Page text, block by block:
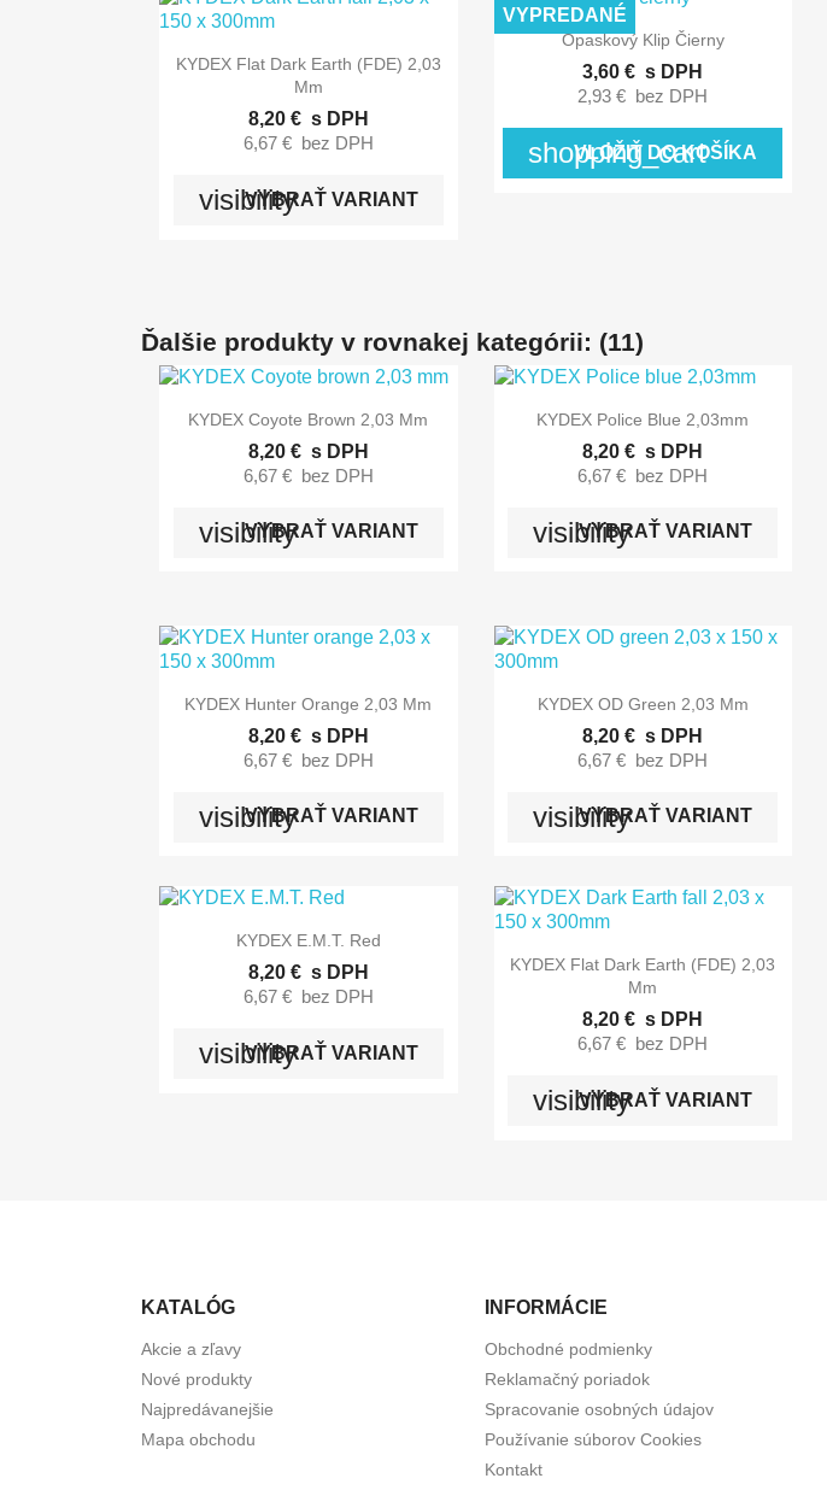
 Rýchly náhľad
KYDEX Flat Dark Earth (FDE) 2,03
Mm
8,20 € s DPH
6,67 € bez DPH
visibility
VYBRAŤ VARIANT
 Rýchly náhľad
Opaskový Klip Čierny
3,60 € s DPH
2,93 € bez DPH
shopping_cart
VLOŽIŤ DO KOŠÍKA
VYPREDANÉ
Ďalšie produkty v rovnakej kategórii: (11)
 Rýchly náhľad
KYDEX Coyote Brown 2,03 Mm
8,20 € s DPH
6,67 € bez DPH
visibility
VYBRAŤ VARIANT
 Rýchly náhľad
KYDEX Police Blue 2,03mm
8,20 € s DPH
6,67 € bez DPH
visibility
VYBRAŤ VARIANT
 Rýchly náhľad
KYDEX Hunter Orange 2,03 Mm
8,20 € s DPH
6,67 € bez DPH
visibility
VYBRAŤ VARIANT
 Rýchly náhľad
KYDEX OD Green 2,03 Mm
8,20 € s DPH
6,67 € bez DPH
visibility
VYBRAŤ VARIANT
 Rýchly náhľad
KYDEX E.M.T. Red
8,20 € s DPH
6,67 € bez DPH
visibility
VYBRAŤ VARIANT
 Rýchly náhľad
KYDEX Flat Dark Earth (FDE) 2,03
Mm
8,20 € s DPH
6,67 € bez DPH
visibility
VYBRAŤ VARIANT
KATALÓG
Akcie a zľavy
Nové produkty
Najpredávanejšie
Mapa obchodu
INFORMÁCIE
Obchodné podmienky
Reklamačný poriadok
Spracovanie osobných údajov
Používanie súborov Cookies
Kontakt